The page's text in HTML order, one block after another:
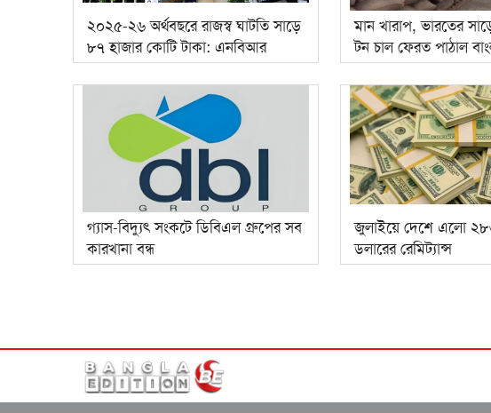
২০২৫-২৬ অর্থবছরে রাজস্ব ঘাটতি সাড়ে
৮৭ হাজার কোটি টাকা: এনবিআর
মান খারাপ, ভারতের
টন চাল ফেরত পাঠাল
গ্যাস-বিদ্যুৎ সংকটে ডিবিএল গ্রুপের সব
কারখানা বন্ধ
জুলাইয়ে দেশে এলো
ডলারের রেমিট্যান্স